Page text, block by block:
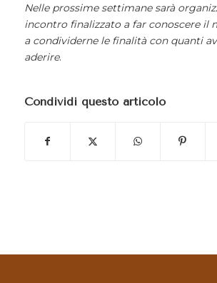
Nelle prossime settimane sarà
incontro finalizzato a far conoscere il
a condividerne le finalità con quanti
aderire.
Condividi questo articolo